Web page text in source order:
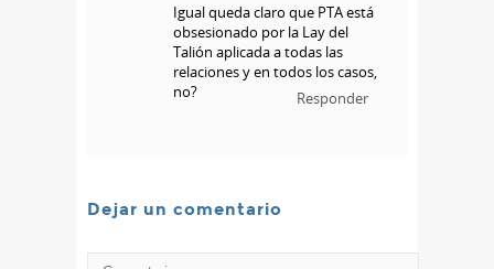
Igual queda claro que PTA está
obsesionado por la Lay del
Talión aplicada a todas las
relaciones y en todos los casos,
no?
Responder
Dejar un comentario